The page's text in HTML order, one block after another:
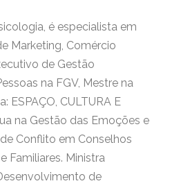
é especialista em
Marketing, Comércio
de Gestão
na FGV, Mestre na
ESPAÇO, CULTURA E
na Gestão das Emoções e
Conflito em Conselhos
Familiares. Ministra
de